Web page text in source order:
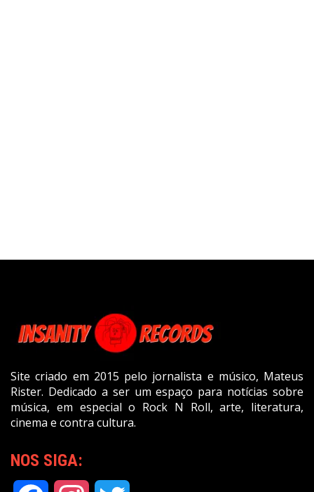
Site criado em 2015 pelo jornalista e músico, Mateus
Rister. Dedicado a ser um espaço para notícias sobre
música, em especial o Rock N Roll, arte, literatura,
cinema e contra cultura.
NOS SIGA: